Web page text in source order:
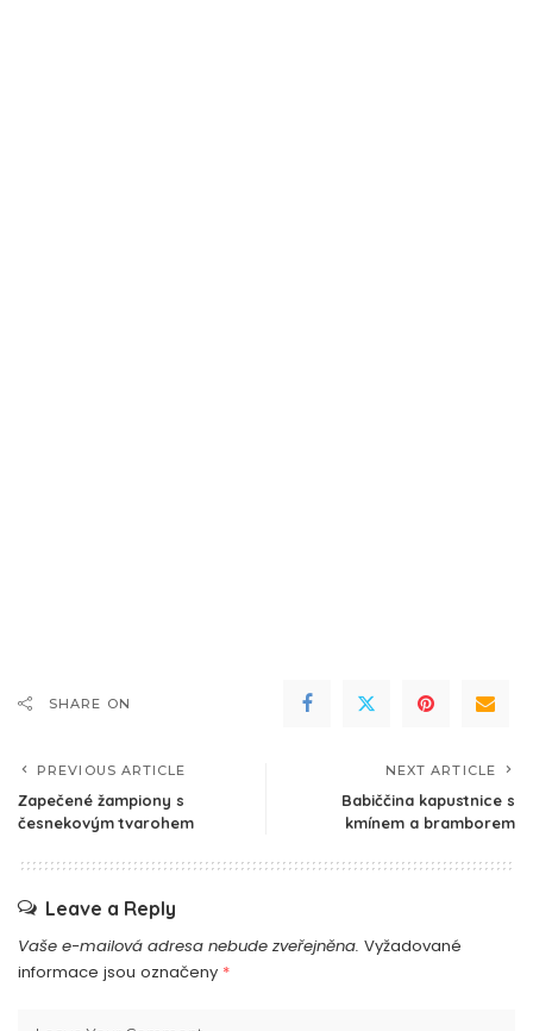
SHARE ON
PREVIOUS ARTICLE
Zapečené žampiony s
česnekovým tvarohem
NEXT ARTICLE
Babiččina kapustnice s
kmínem a bramborem
Leave a Reply
Vaše e-mailová adresa nebude zveřejněna. Vyžadované
informace jsou označeny *